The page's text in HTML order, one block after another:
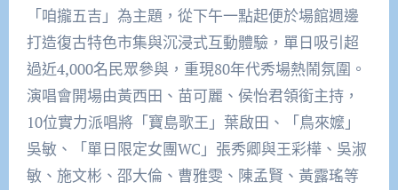
「咱攏五吉」為主題，從下午一點起便於場館週邊
打造復古特色市集與沉浸式互動體驗，單日吸引超
過近4,000名民眾參與，重現80年代秀場熱鬧氛圍。
演唱會開場由黃西田、苗可麗、侯怡君領銜主持，
10位實力派唱將「寶島歌王」葉啟田、「鳥來嬤」
吳敏、「單日限定女團WC」張秀卿與王彩樺、吳淑
敏、施文彬、邵大倫、曹雅雯、陳孟賢、黃露瑤等